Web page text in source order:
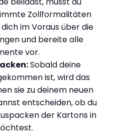
Zollformalitäten
im Voraus über die
und bereite alle
vor.
Sobald deine
ist, wird das
sie zu deinem neuen
entscheiden, ob du
der Kartons in